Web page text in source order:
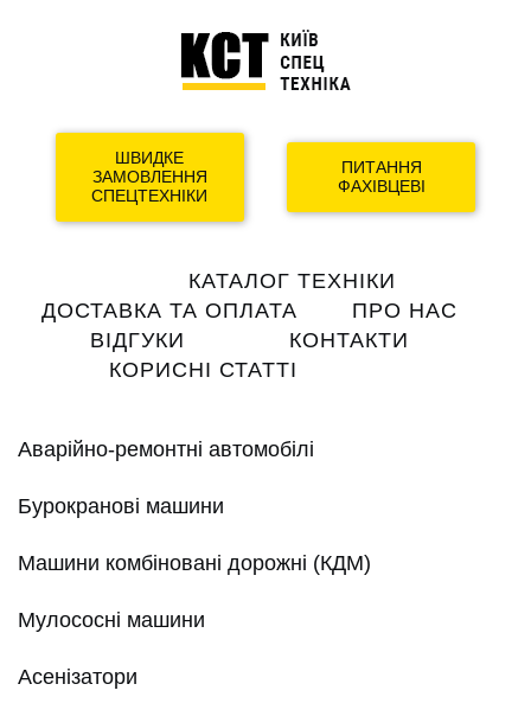
ШВИДКЕ
ЗАМОВЛЕННЯ
СПЕЦТЕХНІКИ
ПИТАННЯ
ФАХІВЦЕВІ
navigation
КАТАЛОГ ТЕХНІКИ
ДОСТАВКА ТА ОПЛАТА
ПРО НАС
ВІДГУКИ
КОНТАКТИ
КОРИСНІ СТАТТІ
Аварійно-ремонтні автомобілі
Бурокранові машини
Машини комбіновані дорожні (КДМ)
Мулососні машини
Асенізатори